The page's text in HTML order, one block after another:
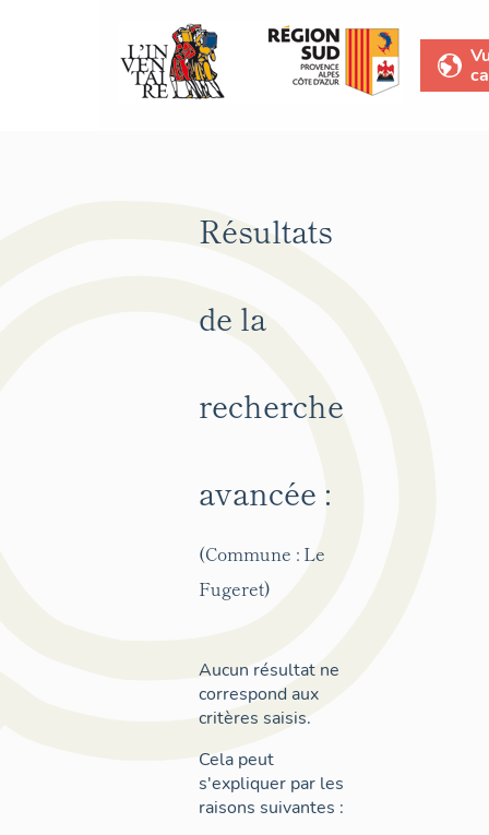
Résultats
de la
recherche
avancée :
(Commune : Le
Fugeret)
Aucun résultat ne
correspond aux
critères saisis.
Cela peut
s'expliquer par les
raisons suivantes :